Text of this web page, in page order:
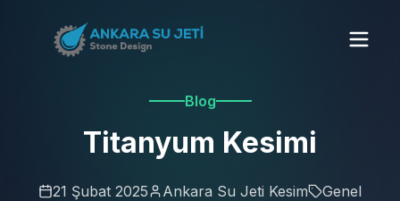
Blog
Titanyum Kesimi
21 Şubat 2025 Ankara Su Jeti Kesim Genel